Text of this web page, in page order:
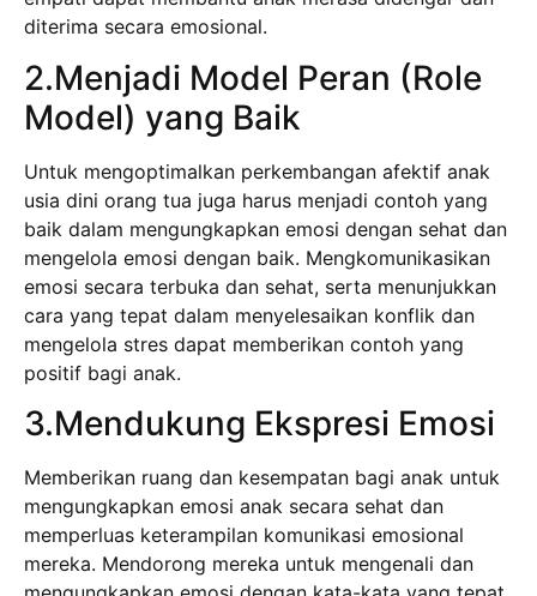
diterima secara emosional.
2.Menjadi Model Peran (Role
Model) yang Baik
Untuk mengoptimalkan perkembangan afektif anak
usia dini orang tua juga harus menjadi contoh yang
baik dalam mengungkapkan emosi dengan sehat dan
mengelola emosi dengan baik. Mengkomunikasikan
emosi secara terbuka dan sehat, serta menunjukkan
cara yang tepat dalam menyelesaikan konflik dan
mengelola stres dapat memberikan contoh yang
positif bagi anak.
3.Mendukung Ekspresi Emosi
Memberikan ruang dan kesempatan bagi anak untuk
mengungkapkan emosi anak secara sehat dan
memperluas keterampilan komunikasi emosional
mereka. Mendorong mereka untuk mengenali dan